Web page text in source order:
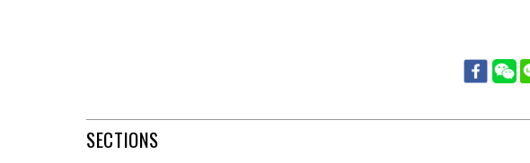
SECTIONS